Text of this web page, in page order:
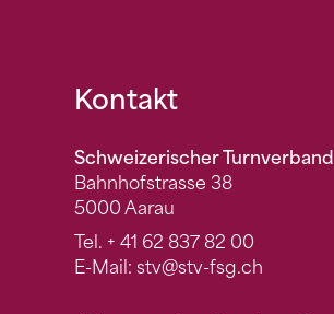
Fusszeile
Kontakt
Schweizerischer Turnverband
Bahnhofstrasse 38
5000 Aarau
Tel. + 41 62 837 82 00
E-Mail: stv@stv-fsg.ch